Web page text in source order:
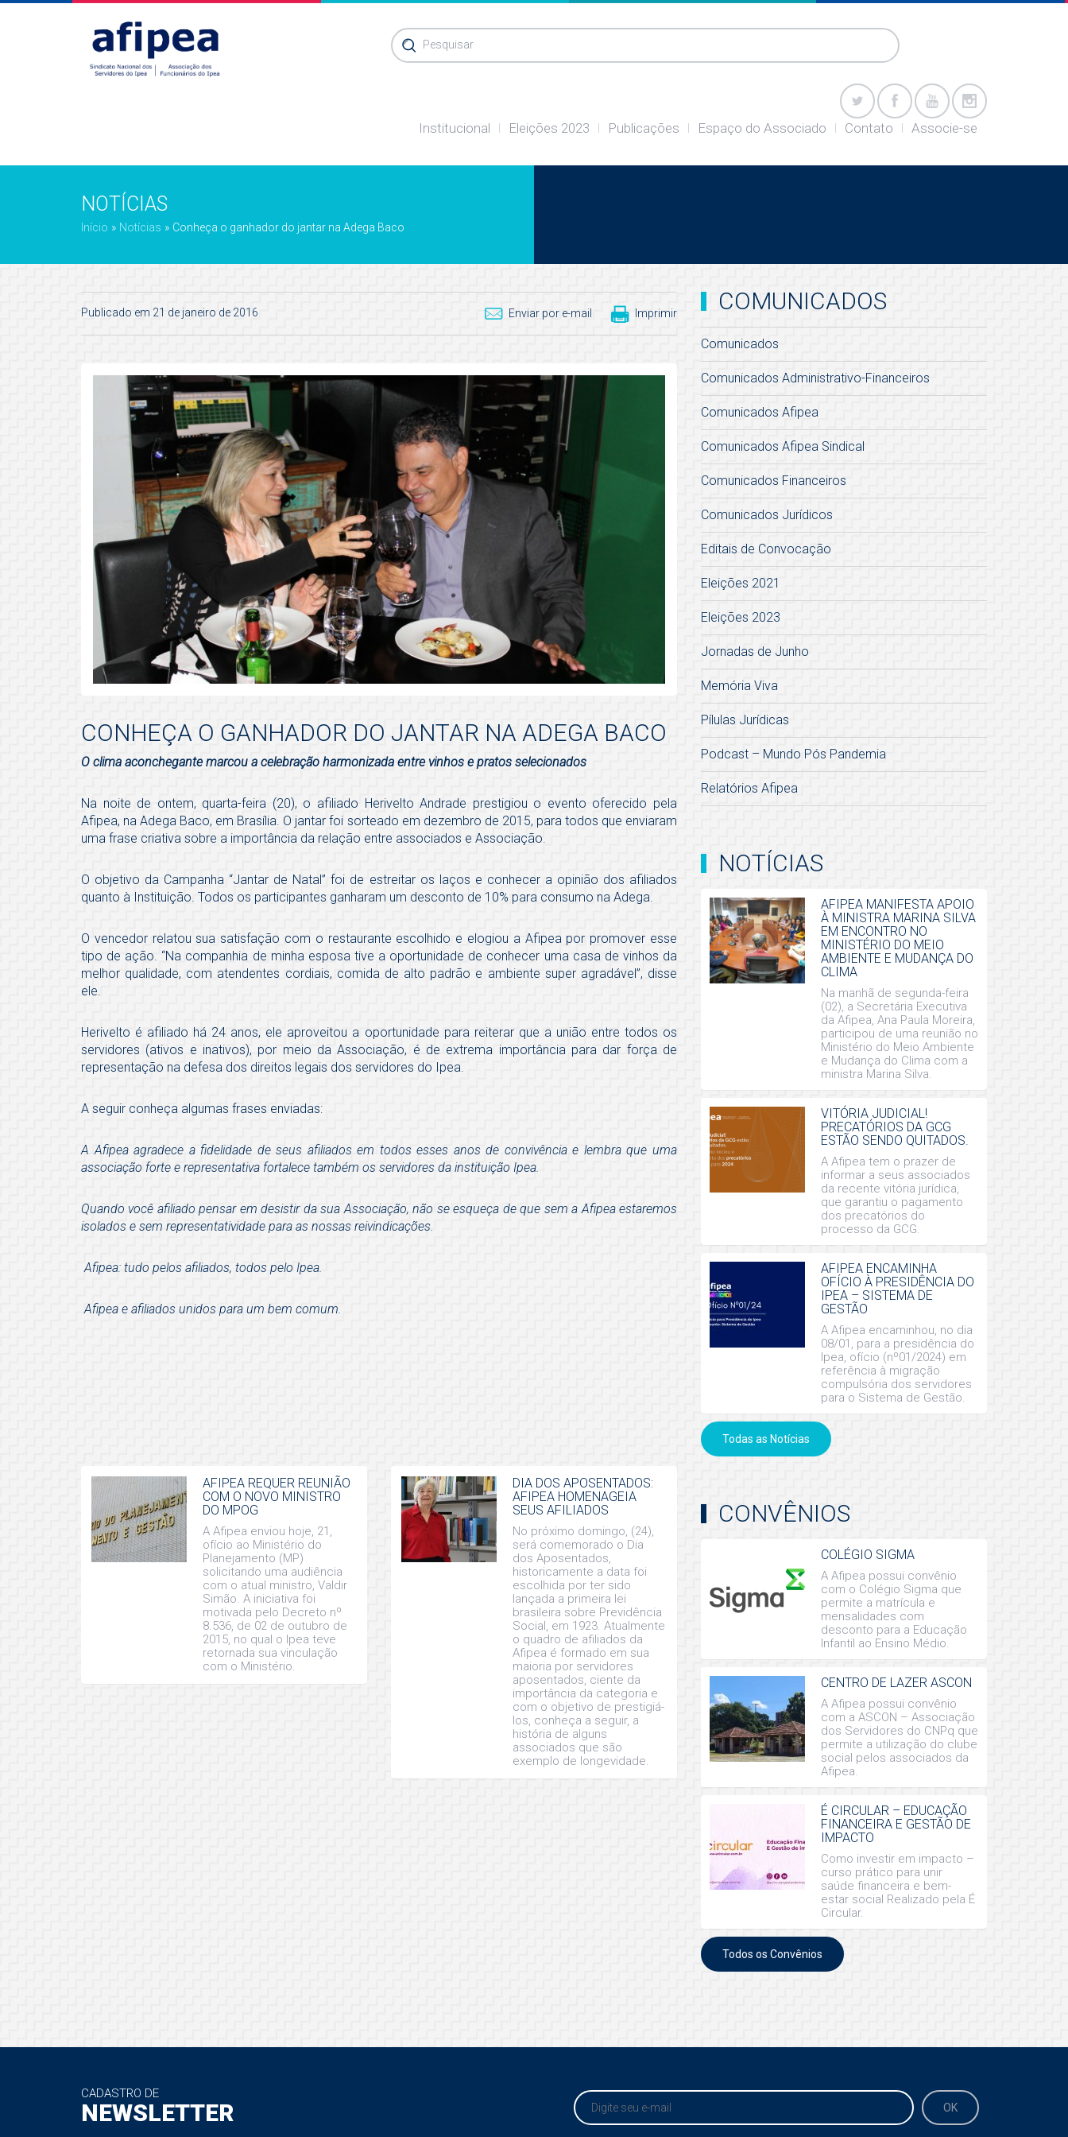
Pesquisar
Institucional Eleições 2023 Publicações Espaço do Associado Contato Associe-se
NOTÍCIAS
Início » Notícias » Conheça o ganhador do jantar na Adega Baco
Publicado em 21 de janeiro de 2016 Enviar por e-mail Imprimir
CONHEÇA O GANHADOR DO JANTAR NA ADEGA BACO
O clima aconchegante marcou a celebração harmonizada entre vinhos e pratos selecionados
Na noite de ontem, quarta-feira (20), o afiliado Herivelto Andrade prestigiou o evento oferecido pela
Afipea, na Adega Baco, em Brasília. O jantar foi sorteado em dezembro de 2015, para todos que enviaram
uma frase criativa sobre a importância da relação entre associados e Associação.
O objetivo da Campanha “Jantar de Natal” foi de estreitar os laços e conhecer a opinião dos afiliados
quanto à Instituição. Todos os participantes ganharam um desconto de 10% para consumo na Adega.
O vencedor relatou sua satisfação com o restaurante escolhido e elogiou a Afipea por promover esse
tipo de ação. “Na companhia de minha esposa tive a oportunidade de conhecer uma casa de vinhos da
melhor qualidade, com atendentes cordiais, comida de alto padrão e ambiente super agradável”, disse
ele.
Herivelto é afiliado há 24 anos, ele aproveitou a oportunidade para reiterar que a união entre todos os
servidores (ativos e inativos), por meio da Associação, é de extrema importância para dar força de
representação na defesa dos direitos legais dos servidores do Ipea.
A seguir conheça algumas frases enviadas:
A Afipea agradece a fidelidade de seus afiliados em todos esses anos de convivência e lembra que uma
associação forte e representativa fortalece também os servidores da instituição Ipea.
Quando você afiliado pensar em desistir da sua Associação, não se esqueça de que sem a Afipea estaremos
isolados e sem representatividade para as nossas reivindicações.
Afipea: tudo pelos afiliados, todos pelo Ipea.
Afipea e afiliados unidos para um bem comum.
AFIPEA REQUER REUNIÃO
COM O NOVO MINISTRO
DO MPOG
A Afipea enviou hoje, 21,
ofício ao Ministério do
Planejamento (MP)
solicitando uma audiência
com o atual ministro, Valdir
Simão. A iniciativa foi
motivada pelo Decreto nº
8.536, de 02 de outubro de
2015, no qual o Ipea teve
retornada sua vinculação
com o Ministério.
DIA DOS APOSENTADOS:
AFIPEA HOMENAGEIA
SEUS AFILIADOS
No próximo domingo, (24),
será comemorado o Dia
dos Aposentados,
historicamente a data foi
escolhida por ter sido
lançada a primeira lei
brasileira sobre Previdência
Social, em 1923. Atualmente
o quadro de afiliados da
Afipea é formado em sua
maioria por servidores
aposentados, ciente da
importância da categoria e
com o objetivo de prestigiá-
los, conheça a seguir, a
história de alguns
associados que são
exemplo de longevidade.
COMUNICADOS
Comunicados
Comunicados Administrativo-Financeiros
Comunicados Afipea
Comunicados Afipea Sindical
Comunicados Financeiros
Comunicados Jurídicos
Editais de Convocação
Eleições 2021
Eleições 2023
Jornadas de Junho
Memória Viva
Pílulas Jurídicas
Podcast – Mundo Pós Pandemia
Relatórios Afipea
NOTÍCIAS
AFIPEA MANIFESTA APOIO
À MINISTRA MARINA SILVA
EM ENCONTRO NO
MINISTÉRIO DO MEIO
AMBIENTE E MUDANÇA DO
CLIMA
Na manhã de segunda-feira
(02), a Secretária Executiva
da Afipea, Ana Paula Moreira,
participou de uma reunião no
Ministério do Meio Ambiente
e Mudança do Clima com a
ministra Marina Silva.
VITÓRIA JUDICIAL!
PRECATÓRIOS DA GCG
ESTÃO SENDO QUITADOS.
A Afipea tem o prazer de
informar a seus associados
da recente vitória jurídica,
que garantiu o pagamento
dos precatórios do
processo da GCG.
AFIPEA ENCAMINHA
OFÍCIO À PRESIDÊNCIA DO
IPEA – SISTEMA DE
GESTÃO
A Afipea encaminhou, no dia
08/01, para a presidência do
Ipea, ofício (nº01/2024) em
referência à migração
compulsória dos servidores
para o Sistema de Gestão.
Todas as Notícias
CONVÊNIOS
COLÉGIO SIGMA
A Afipea possui convênio
com o Colégio Sigma que
permite a matrícula e
mensalidades com
desconto para a Educação
Infantil ao Ensino Médio.
CENTRO DE LAZER ASCON
A Afipea possui convênio
com a ASCON – Associação
dos Servidores do CNPq que
permite a utilização do clube
social pelos associados da
Afipea.
É CIRCULAR – EDUCAÇÃO
FINANCEIRA E GESTÃO DE
IMPACTO
Como investir em impacto –
curso prático para unir
saúde financeira e bem-
estar social Realizado pela É
Circular.
Todos os Convênios
CADASTRO DE
NEWSLETTER